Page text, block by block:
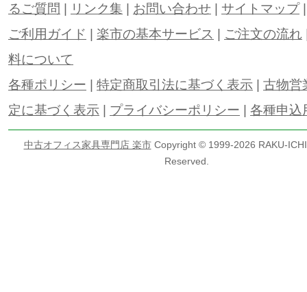
るご質問 | リンク集 | お問い合わせ | サイトマップ
ご利用ガイド | 楽市の基本サービス | ご注文の流れ
料について
各種ポリシー | 特定商取引法に基づく表示 | 古物営
定に基づく表示 | プライバシーポリシー | 各種申込
中古オフィス家具専門店 楽市Copyright © 1999-2026 RAKU-
Reserved.